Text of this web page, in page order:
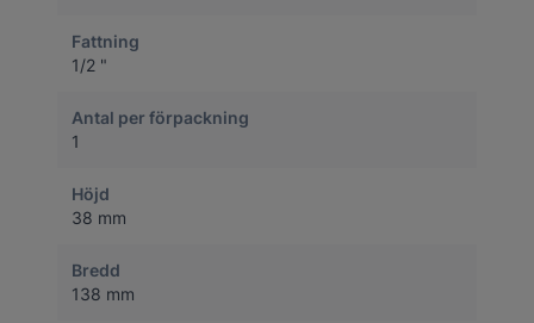
Fattning
1/2 "
Antal per förpackning
1
Höjd
38 mm
Bredd
138 mm